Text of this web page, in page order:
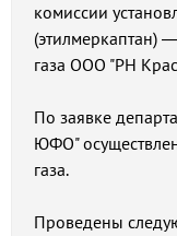
комиссии
(этилмеркаптан)
газа ООО "РН
По заявке
ЮФО"
газа.
Проведены